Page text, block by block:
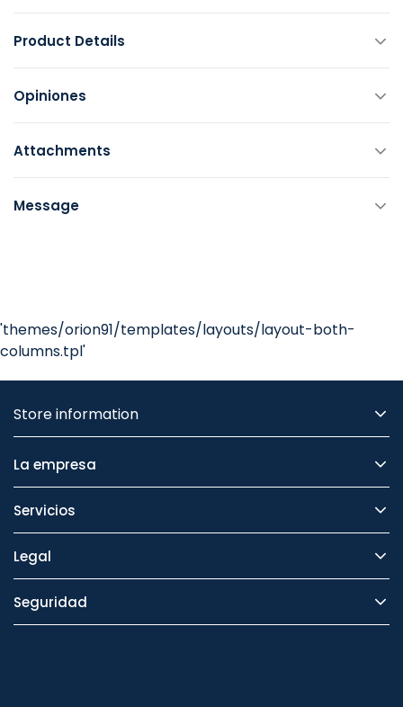
Product Details
Opiniones
Attachments
Message
'themes/orion91/templates/layouts/layout-both-
columns.tpl'
Store information
La empresa
Servicios
Legal
Seguridad